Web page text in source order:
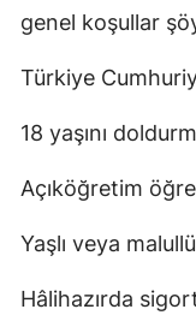
genel koşullar
Türkiye
18 yaşını
Açıköğretim
Yaşlı veya
Hâlihazırda